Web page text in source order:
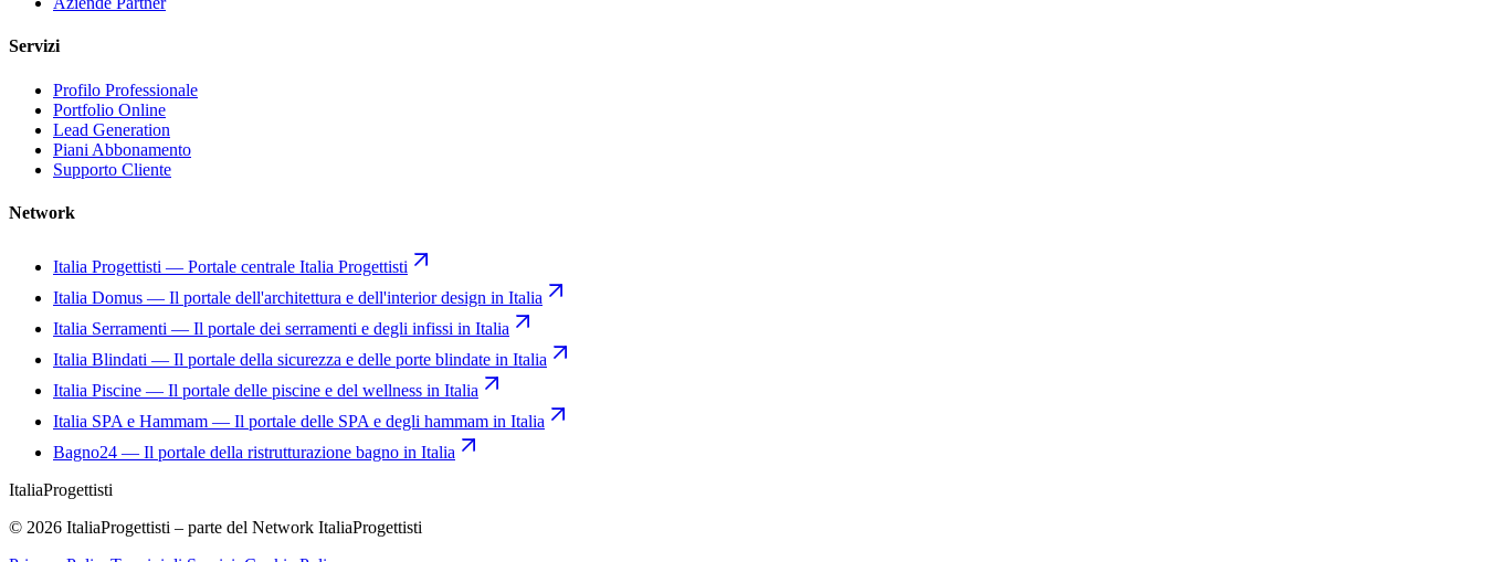
Servizi
Profilo Professionale
Portfolio Online
Lead Generation
Piani Abbonamento
Supporto Cliente
Network
Italia Progettisti — Portale centrale Italia Progettisti
Italia Domus — Il portale dell'architettura e dell'interior design in Italia
Italia Serramenti — Il portale dei serramenti e degli infissi in Italia
Italia Blindati — Il portale della sicurezza e delle porte blindate in Italia
Italia Piscine — Il portale delle piscine e del wellness in Italia
Italia SPA e Hammam — Il portale delle SPA e degli hammam in Italia
Bagno24 — Il portale della ristrutturazione bagno in Italia
ItaliaProgettisti
© 2026 ItaliaProgettisti – parte del Network ItaliaProgettisti